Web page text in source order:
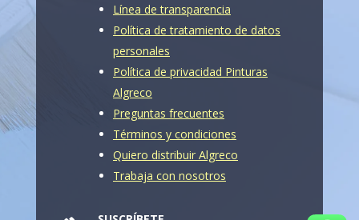
Línea de transparencia
Política de tratamiento de datos
personales
Política de privacidad Pinturas
Algreco
Preguntas frecuentes
Términos y condiciones
Quiero distribuir Algreco
Trabaja con nosotros